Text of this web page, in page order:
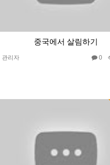
중국에서 살림하기
관리자 0